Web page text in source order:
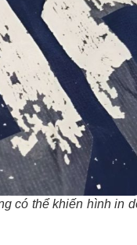
có thể khiến hình in